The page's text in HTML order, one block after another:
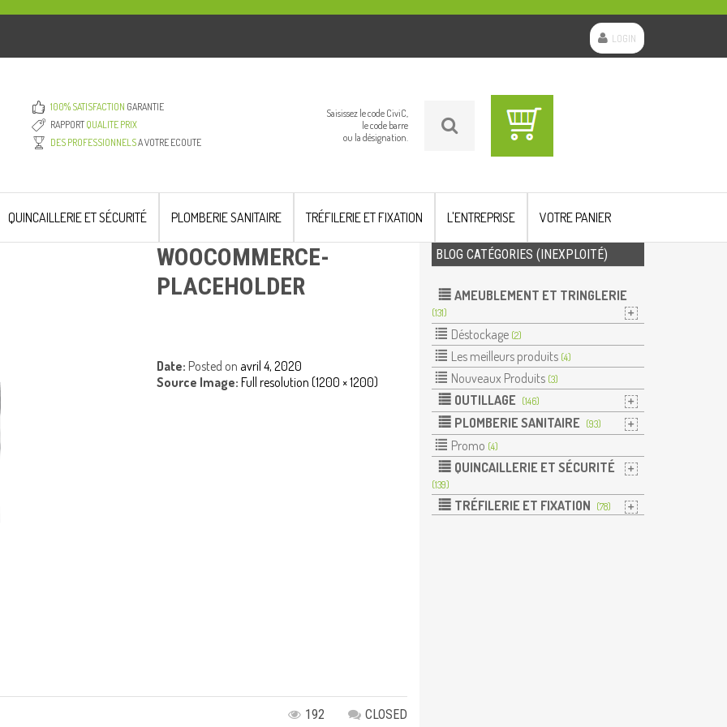
LOGIN
100% SATISFACTION GARANTIE
RAPPORT QUALITE PRIX
DES PROFESSIONNELSA VOTRE ECOUTE
Saisissez le code CiviC,
le code barre
ou la désignation.
QUINCAILLERIE ET SÉCURITÉ PLOMBERIE SANITAIRE TRÉFILERIE ET FIXATION L'ENTREPRISE VOTRE PANIER
WOOCOMMERCE-
PLACEHOLDER
Date: Posted on avril 4, 2020
Source Image: Full resolution (1200 × 1200)
192 CLOSED
BLOG CATÉGORIES (INEXPLOITÉ)
AMEUBLEMENT ET TRINGLERIE
(131)
Déstockage (2)
Les meilleurs produits (4)
Nouveaux Produits (3)
OUTILLAGE (146)
PLOMBERIE SANITAIRE (93)
Promo (4)
QUINCAILLERIE ET SÉCURITÉ
(139)
TRÉFILERIE ET FIXATION (78)